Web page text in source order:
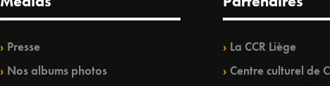
Presse
Nos albums photos
La CCR Liège
Centre culturel de